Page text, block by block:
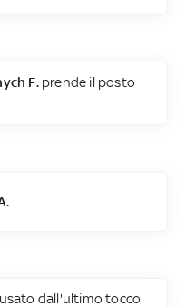
F.prende il posto
dall'ultimo tocco